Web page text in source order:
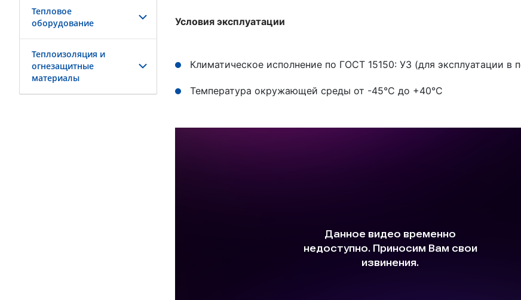
Тепловое
оборудование
Теплоизоляция и
огнезащитные
материалы
Условия эксплуатации
Климатическое исполнение по ГОСТ 15150: У3 (для эксплуатации в
Температура окружающей среды от -45°С до +40°С